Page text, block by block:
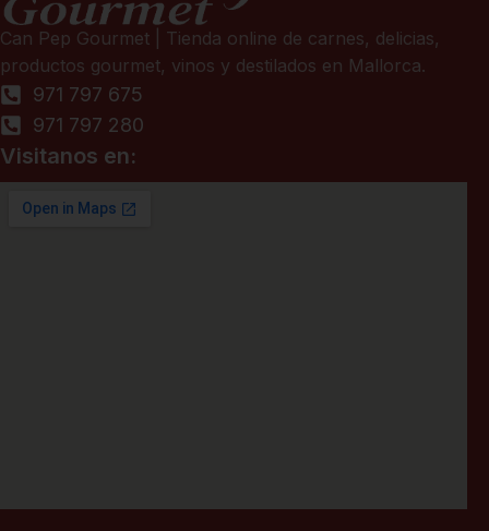
Can Pep Gourmet | Tienda online de carnes, delicias,
productos gourmet, vinos y destilados en Mallorca.
971 797 675
971 797 280
Visitanos en: